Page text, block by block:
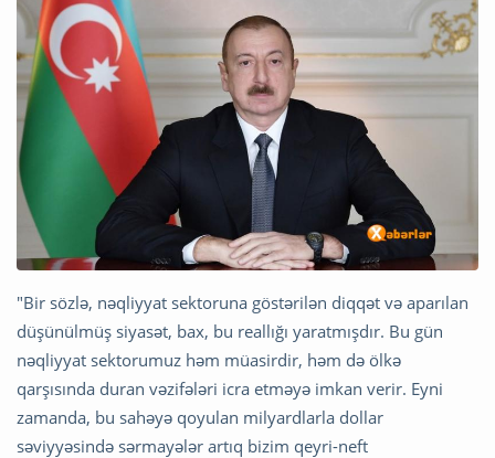
"Bir sözlə, nəqliyyat sektoruna göstərilən diqqət və aparılan
düşünülmüş siyasət, bax, bu reallığı yaratmışdır. Bu gün
nəqliyyat sektorumuz həm müasirdir, həm də ölkə
qarşısında duran vəzifələri icra etməyə imkan verir. Eyni
zamanda, bu sahəyə qoyulan milyardlarla dollar
səviyyəsində sərmayələr artıq bizim qeyri-neft